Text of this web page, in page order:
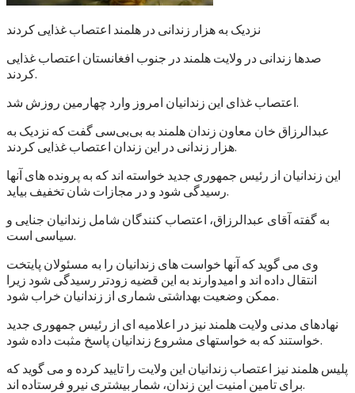
نزدیک به هزار زندانی در هلمند اعتصاب غذایی کردند
صدها زندانی در ولایت هلمند در جنوب افغانستان اعتصاب غذایی
کردند.
اعتصاب غذای این زندانیان امروز وارد چهارمین روزش شد.
عبدالرزاق خان معاون زندان هلمند به بی‌بی‌سی گفت که نزدیک به
هزار زندانی در این زندان اعتصاب غذایی کردند.
این زندانیان از رئیس جمهوری جدید خواسته اند که به پرونده های آنها
رسیدگی شود و در مجازات شان تخفیف بیاید.
به گفته آقای عبدالرزاق، اعتصاب کنندگان شامل زندانیان جنایی و
سیاسی است.
وی می گوید که آنها خواست های زندانیان را به مسئولان پایتخت
انتقال داده اند و امیدوارند به این قضیه زودتر رسیدگی شود زیرا
ممکن وضعیت بهداشتی شماری از زندانیان خراب شود.
نهادهای مدنی ولایت هلمند نیز در اعلامیه ای از رئیس جمهوری جدید
خواستند که به خواستهای مشروع زندانیان پاسخ مثبت داده شود.
پلیس هلمند نیز اعتصاب زندانیان این ولایت را تایید کرده و می گوید که
برای تامین امنیت این زندان، شمار بیشتری نیرو فرستاده اند.